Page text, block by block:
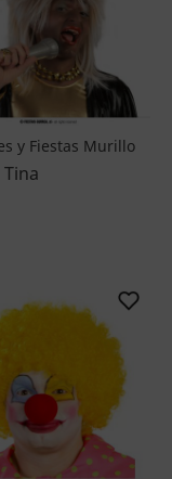
y Fiestas Murillo